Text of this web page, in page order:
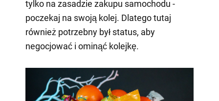
tylko na zasadzie zakupu samochodu -
poczekaj na swoją kolej. Dlatego tutaj
również potrzebny był status, aby
negocjować i ominąć kolejkę.